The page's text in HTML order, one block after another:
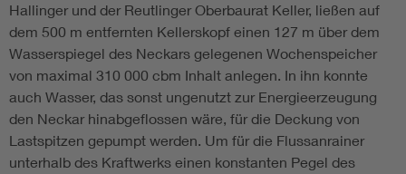
Hallinger und der Reutlinger Oberbaurat Keller, ließen auf
dem 500 m entfernten Kellerskopf einen 127 m über dem
Wasserspiegel des Neckars gelegenen Wochenspeicher
von maximal 310 000 cbm Inhalt anlegen. In ihn konnte
auch Wasser, das sonst ungenutzt zur Energieerzeugung
den Neckar hinabgeflossen wäre, für die Deckung von
Lastspitzen gepumpt werden. Um für die Flussanrainer
unterhalb des Kraftwerks einen konstanten Pegel des